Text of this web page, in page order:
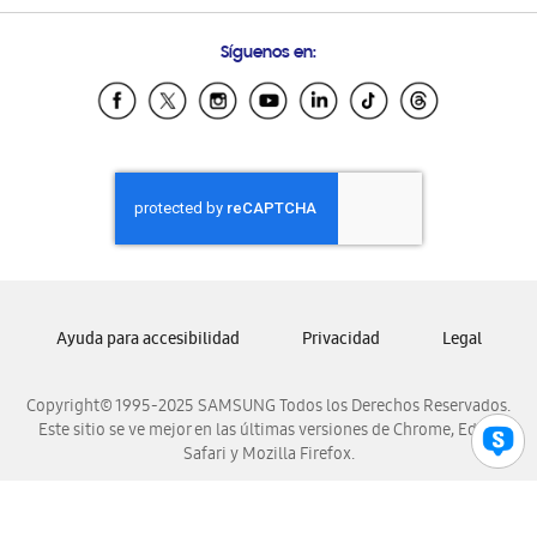
Samsung Ecuador
Samsung El Salvador
Samsung Honduras
Samsung Nicaragua
Samsung Panamá
Samsung Venezuela
Síguenos en:
Copyright© 1995-2025 SAMSUNG Todos los Derechos Reservados.
Este sitio se ve mejor en las últimas versiones de Chrome, Edge,
Safari y Mozilla Firefox.
Ayuda para accesibilidad Privacidad Legal